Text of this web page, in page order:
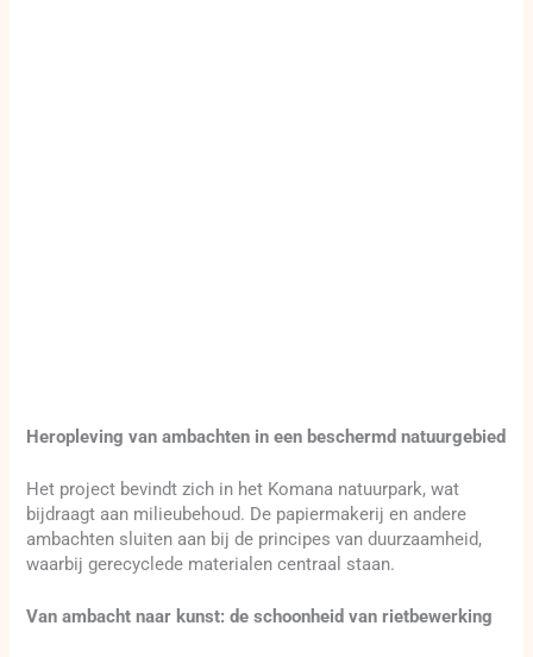
Heropleving van ambachten in een beschermd natuurgebied
Het project bevindt zich in het Komana natuurpark, wat
bijdraagt aan milieubehoud. De papiermakerij en andere
ambachten sluiten aan bij de principes van duurzaamheid,
waarbij gerecyclede materialen centraal staan.
Van ambacht naar kunst: de schoonheid van rietbewerking